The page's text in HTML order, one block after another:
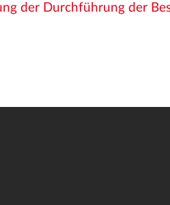
der Durchführung der